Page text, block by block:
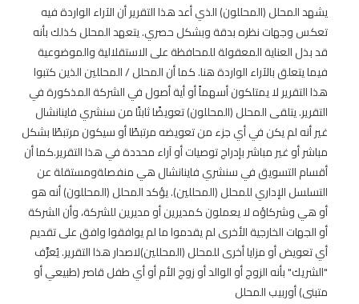
يشهد المحلل (المحللون) الذي أعد هذا التقرير أن الآراء الواردة فيه
تعكس وجهات نظره بدقة وبشكل حصري. يتعهد المحلل كذلك بأنه
قد بذل العناية المعقولة للمحافظة على الاستقلالية والموضوعية
فيما يتعلق بالآراء الواردة هنا. كما أن المحلل / المحللين الذين كتبوا
هذا التقرير لا يمتلكون أسهماً أو أية أصول في الشركة المذكورة في
التقرير. يتلقى المحلل (المحللون) تعويضًا ثابتًا من سنشري فاينانشال
غير أنه لم يكن في أي جزء من تعويضه مرتبطًا أو سيكون مرتبطًا بشكل
مباشر أو غير مباشر بإدراج توصيات أو آراء محددة في هذا التقرير.كما أن
أقسام التسويق في سنشري فاينانشال هي منفصلةومستقلة عن
التسلسل الإداري للمحلل (المحللين). يؤكد المحلل (المحللون) أنه هو
أو هي وشركاؤه لا يعملون كمديرين أو مديرين للشركة، وأن الشركة
أو الجهات الخارجية الأخرى لم يقدموا ما لم يوافقوا وافق على تقديم
أي تعويض أو مزايا أخرى للمحلل (المحللين)لاصدار هذا التقرير. يُعرَّف
"الشريك" بأنه الزوج أو الوالد أو زوج الأم أو أي طفل قاصر (طبيعي أو
متبنى) أوربيب المحلل